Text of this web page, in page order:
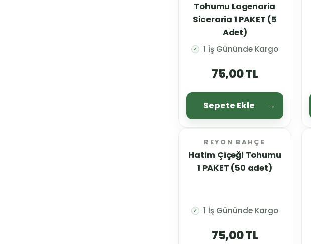
Tohumu Lagenaria
Siceraria 1 PAKET (5
Adet)
✓ 1 İş Gününde Kargo
75,00 TL
Sepete Ekle
REYON BAHÇE
Hatim Çiçeği Tohumu
1 PAKET (50 adet)
✓ 1 İş Gününde Kargo
75,00 TL